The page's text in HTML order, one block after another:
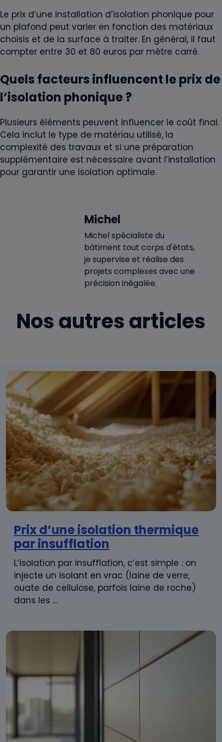
Le prix d’une installation d’isolation phonique pour
un plafond peut varier en fonction des matériaux
choisis et de la surface à traiter. En général, il faut
compter entre 30 et 80 euros par mètre carré.
Quels facteurs influencent le prix de
l’isolation phonique ?
Plusieurs éléments peuvent influencer le coût final.
Cela inclut le type de matériau utilisé, la
complexité des travaux et si une préparation
supplémentaire est nécessaire avant l’installation
pour garantir une isolation optimale.
Michel
Michel spécialiste du
bâtiment tout corps d'états,
je supervise et réalise des
projets complexes avec une
précision inégalée.
Nos autres articles
Prix d’une isolation thermique
par insufflation
L’isolation par insufflation, c’est simple : on
injecte un isolant en vrac (laine de verre,
ouate de cellulose, parfois laine de roche)
dans les ...